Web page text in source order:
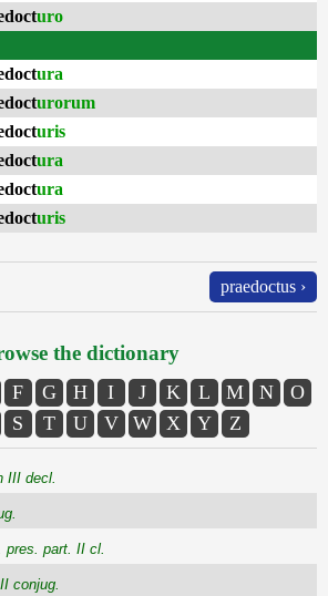
uro
ura
urorum
uris
ura
ura
uris
praedoctus ›
the dictionary
F G H I J K L M N
O
S T U V W X Y Z
III decl.
pres. part. II cl.
conjug.